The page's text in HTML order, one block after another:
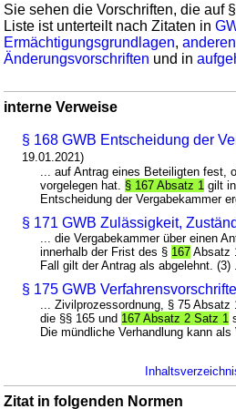
Sie sehen die Vorschriften, die auf
Liste ist unterteilt nach Zitaten in
Ermächtigungsgrundlagen,
Änderungsvorschriften und in
interne Verweise
§ 168 GWB Entscheidung der
19.01.2021)
... auf Antrag eines Beteiligten fest,
vorgelegen hat. § 167 Absatz 1 gilt
Entscheidung der Vergabekammer
§ 171 GWB Zulässigkeit,
... die Vergabekammer über einen
innerhalb der Frist des § 167 Absatz
Fall gilt der Antrag als abgelehnt. (3)
§ 175 GWB
... Zivilprozessordnung, § 75
die §§ 165 und 167 Absatz 2 Satz 1
Die mündliche Verhandlung kann als
Zitat in folgenden Normen